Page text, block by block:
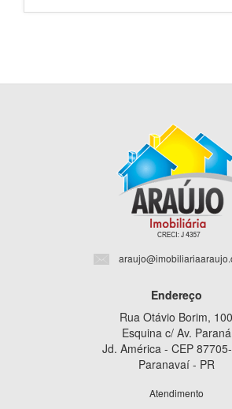
Endereço
Rua Otávio Borim, 100
Esquina c/ Av. Paraná
Jd. América - CEP
Paranavaí - PR
Atendimento